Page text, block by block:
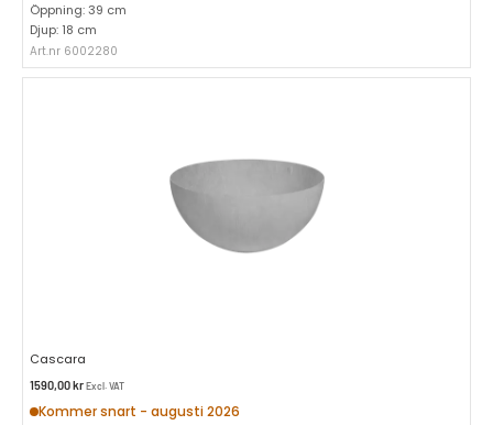
Öppning: 39 cm
Djup: 18 cm
Art.nr 6002280
Cascara
1590,00krExcl. VAT
Kommer snart - augusti 2026